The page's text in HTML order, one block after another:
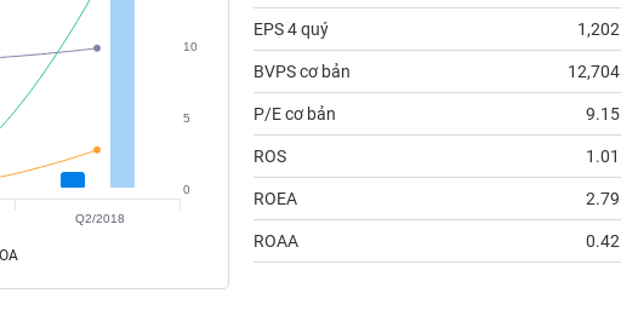
0
5
10
Q2/2018
EPS 4 quý 1,202
BVPS cơ bản 12,704
P/E cơ bản 9.15
ROS 1.01
ROEA 2.79
ROAA 0.42